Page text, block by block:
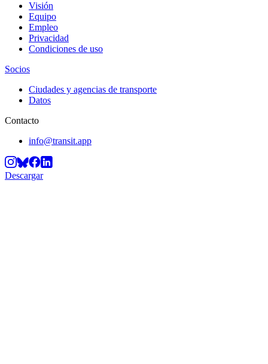
Visión
Equipo
Empleo
Privacidad
Condiciones de uso
Socios
Ciudades y agencias de transporte
Datos
Contacto
info@transit.app
Descargar